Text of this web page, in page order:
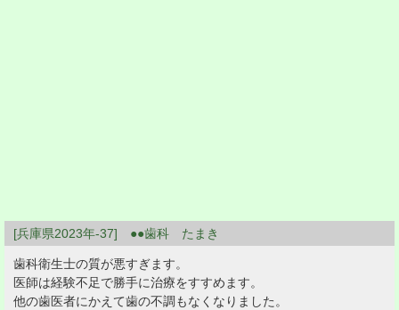
[兵庫県2023年-37] ●●歯科 たまき
歯科衛生士の質が悪すぎます。
医師は経験不足で勝手に治療をすすめます。
他の歯医者にかえて歯の不調もなくなりました。